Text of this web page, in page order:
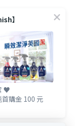
】
♥️
購金 100 元